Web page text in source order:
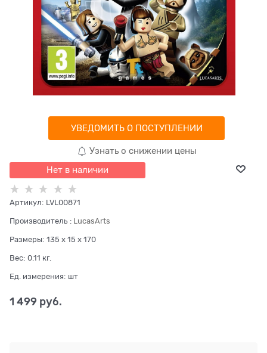
УВЕДОМИТЬ О ПОСТУПЛЕНИИ
Узнать о снижении цены
Нет в наличии
Артикул: LVL00871
Производитель : LucasArts
Размеры: 135 x 15 x 170
Вес: 0.11 кг.
Ед. измерения: шт
1 499 руб.